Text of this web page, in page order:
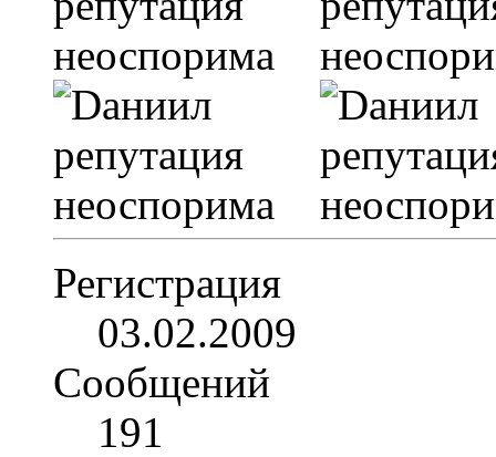
Регистрация
03.02.2009
Сообщений
191